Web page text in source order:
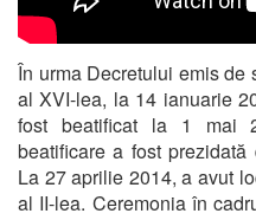
În urma Decretului emis de
al XVI-lea, la 14 ianuarie
fost beatificat la 1 mai
beatificare a fost
La 27 aprilie 2014, a avut
al II-lea. Ceremonia în